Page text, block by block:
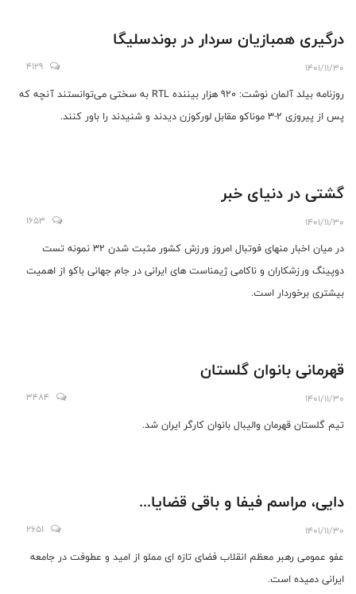
درگیری همبازیان سردار در بوندسلیگا
1401/11/30
4129
روزنامه بیلد آلمان نوشت: 920 هزار بیننده RTL به سختی می‌توانستند آنچه که
پس از پیروزی 2-3 موناکو مقابل لورکوزن دیدند و شنیدند را باور کنند.
گشتی در دنیای خبر
1401/11/30
1653
در میان اخبار منهای فوتبال امروز ورزش کشور مثبت شدن 32 نمونه تست
دوپینگ ورزشکاران و ناکامی ژیمناست های ایرانی در جام جهانی باکو از اهمیت
بیشتری برخوردار است.
قهرمانی بانوان گلستان
1401/11/30
3484
تیم گلستان قهرمان والیبال بانوان کارگر ایران شد.
دایی، مراسم فیفا و باقی قضایا...
1401/11/30
2651
عفو عمومی رهبر معظم انقلاب فضای تازه ای مملو از امید و عطوفت در جامعه
ایرانی دمیده است.